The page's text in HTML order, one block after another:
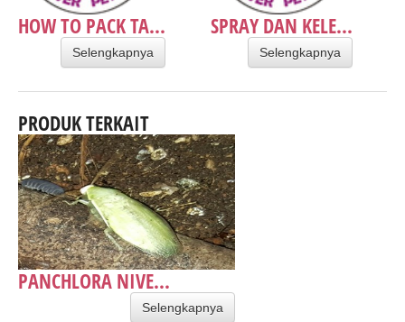
HOW TO PACK TA...
Selengkapnya
SPRAY DAN KELE...
Selengkapnya
PRODUK TERKAIT
PANCHLORA NIVE...
Selengkapnya